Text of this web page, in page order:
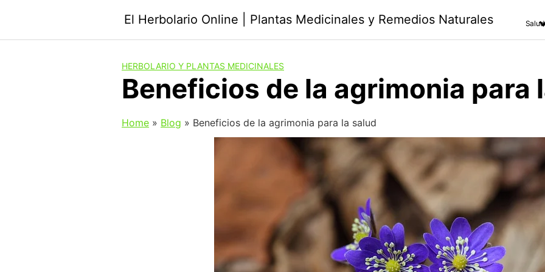
El Herbolario Online | Plantas Medicinales y Remedios Naturales Salud
HERBOLARIO Y PLANTAS MEDICINALES
Beneficios de la agrimonia para
Home » Blog » Beneficios de la agrimonia para la salud